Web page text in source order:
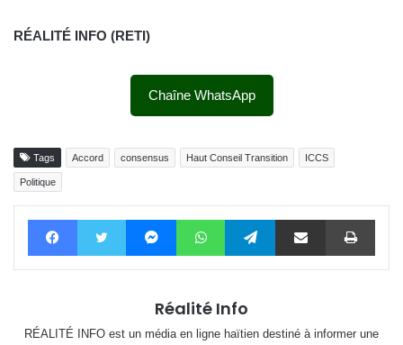
RÉALITÉ INFO (RETI)
Chaîne WhatsApp
Tags Accord consensus Haut Conseil Transition ICCS
Politique
FacebookTwitter MessengerWhatsAppTelegram Partager par email
Réalité Info
RÉALITÉ INFO est un média en ligne haïtien destiné à informer une